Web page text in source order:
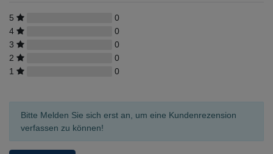
5
0
4
0
3
0
2
0
1
0
Bitte Melden Sie sich erst an, um eine Kundenrezension
verfassen zu können!